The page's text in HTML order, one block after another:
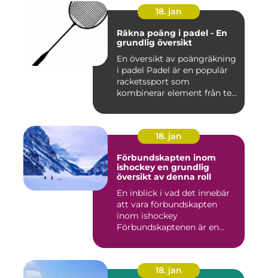
18. jan
Räkna poäng i padel - En
grundlig översikt
En översikt av poängräkning
i padel Padel är en populär
racketssport som
kombinerar element från te...
18. jan
Förbundskapten inom
ishockey en grundlig
översikt av denna roll
En inblick i vad det innebär
att vara förbundskapten
inom ishockey
Förbundskaptenen är en
18. jan